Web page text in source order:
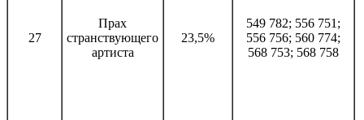
27
Прах
странствующего
артиста
23,5%
549 782; 556 751;
556 756; 560 774;
568 753; 568 758